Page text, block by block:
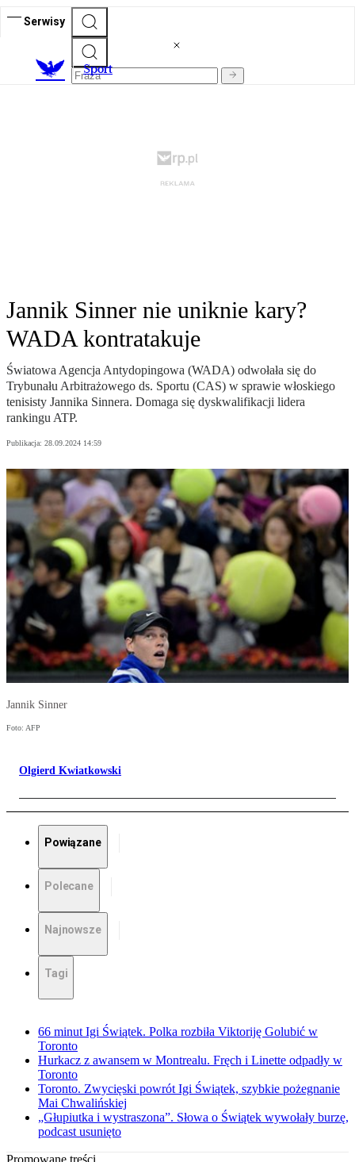
Serwisy
Sport
Jannik Sinner nie uniknie kary?
WADA kontratakuje
Światowa Agencja Antydopingowa (WADA) odwołała się do
Trybunału Arbitrażowego ds. Sportu (CAS) w sprawie włoskiego
tenisisty Jannika Sinnera. Domaga się dyskwalifikacji lidera
rankingu ATP.
Publikacja: 28.09.2024 14:59
Jannik Sinner
Foto: AFP
Olgierd Kwiatkowski
Powiązane
Polecane
Najnowsze
Tagi
66 minut Igi Świątek. Polka rozbiła Viktoriję Golubić w
Toronto
Hurkacz z awansem w Montrealu. Fręch i Linette odpadły w
Toronto
Toronto. Zwycięski powrót Igi Świątek, szybkie pożegnanie
Mai Chwalińskiej
„Głupiutka i wystraszona”. Słowa o Świątek wywołały burzę,
podcast usunięto
Promowane treści